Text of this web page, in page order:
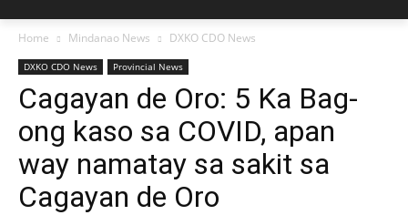
Home Mindanao News DXKO CDO News
DXKO CDO News Provincial News
Cagayan de Oro: 5 Ka Bag-
ong kaso sa COVID, apan
way namatay sa sakit sa
Cagayan de Oro